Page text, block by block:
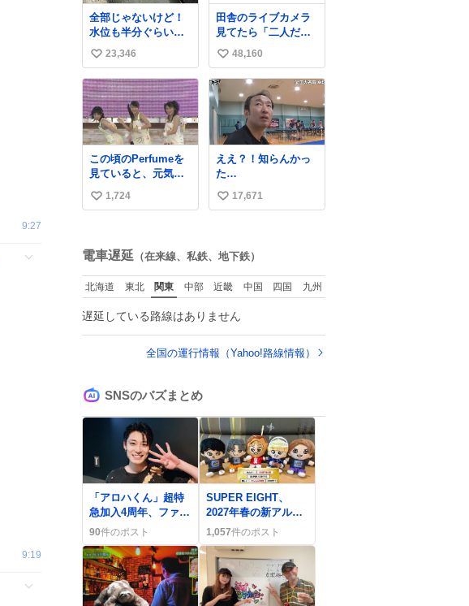
9:27
9:19
かもしれない」で締
める北山くん、きっ
といろいろ考えて言
葉を選んで、まるく
収めてくれたんだな
と思った
全部じゃないけど！
水位も半分ぐらいだ
けど！水が来はじめ
たよ！！！ 作業して
くれた方々ありがと
ーーー
ー！！！！！！！！
！！！！！！！！！
！！！！！！！！！
い
い
ね
数
23,346
田舎のライブカメラ
見てたら「二人だけ
の世界」を発見した
い
い
ね
数
48,160
この頃のPerfumeを
見ていると、元気い
っぱいでありながら
決して感情に任せす
ンスであることに新
鮮に驚く。3人のあげ
た足の向きや角度と
か本当に細かな部分
ていてそこから積み
重ねてきた努力や練
習量が見て取れる…
い
数
1,724
ええ？！知らんかっ
た…
い
数
17,671
電車遅延 （在来線、私鉄、地下鉄）
北海道 東北 関東 中部 近畿 中国 四国 九州
遅延している路線はありません
全国の運行情報（Yahoo!路線情報）
SNSのバズまとめ
「アロハくん」超特
急加入4周年、ファン
が「最高」や「大好
き」熱狂的に祝福
90件のポスト
SUPER EIGHT、
2027年春の新アルバ
ムとアリーナツアー
発表にファン歓喜
「やったー」
1,057件のポスト